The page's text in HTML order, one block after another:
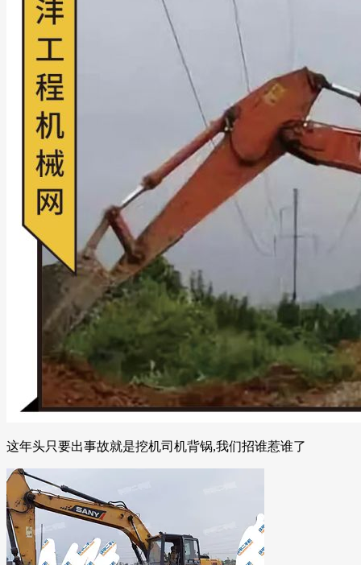
这年头只要出事故就是挖机司机背锅,我们招谁惹谁了